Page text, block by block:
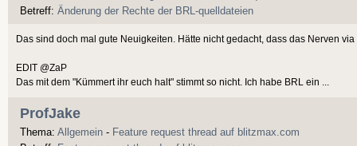
Betreff: Änderung der Rechte der BRL-quelldateien
Das sind doch mal gute Neuigkeiten. Hätte nicht gedacht, dass das Nerven
EDIT @ZaP
Das mit dem "Kümmert ihr euch halt" stimmt so nicht. Ich habe BRL ein ...
ProfJake
Thema: Allgemein - Feature request thread auf blitzmax.com